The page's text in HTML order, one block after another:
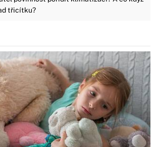
třicítku?